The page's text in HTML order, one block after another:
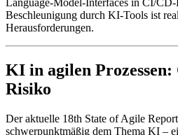
Language-Model-Interfaces in CI/
Beschleunigung durch KI-Tools ist
Herausforderungen.
KI in agilen Prozessen:
Risiko
Der aktuelle 18th State of Agile
schwerpunktmäßig dem Thema KI –